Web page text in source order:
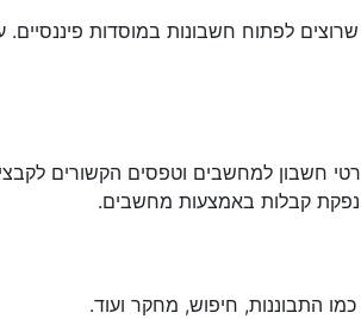
לפתוח חשבונות במוסדות פיננסיים.
חשבון למחשבים וטפסים הקשורים
קבלות באמצעות מחשבים.
התבוננות, חיפוש, מחקר ועוד.